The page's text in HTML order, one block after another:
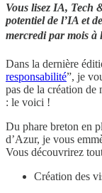
Vous lisez IA, Tech
potentiel de l’IA et
mercredi par mois
Dans la dernière
responsabilité”, je
pas de la création de
: le voici !
Du phare breton en
d’Azur, je vous
Vous découvrirez
Création des